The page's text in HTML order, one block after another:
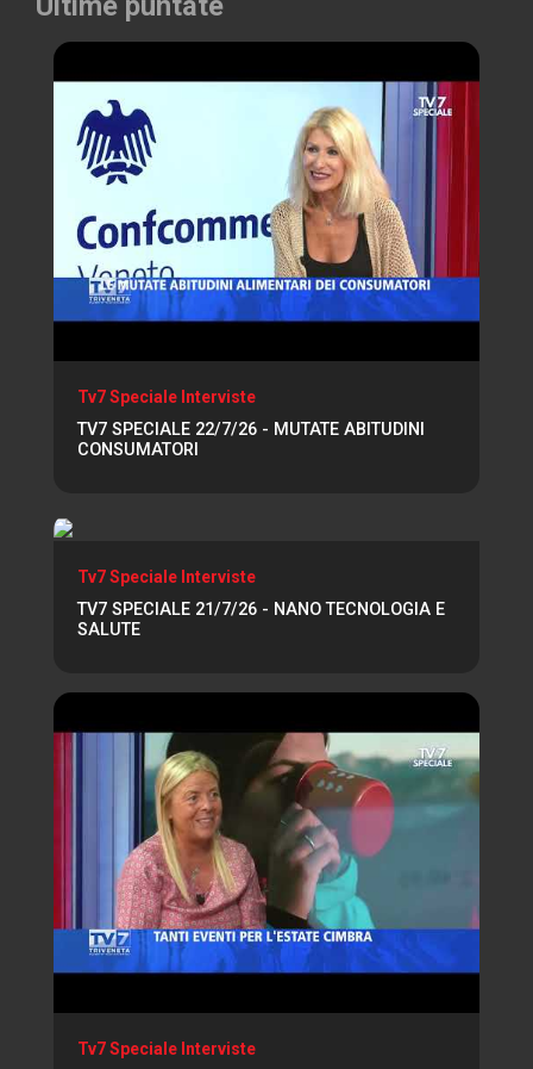
Tv7 Speciale Interviste
TV7 SPECIALE 22/7/26 - MUTATE ABITUDINI
CONSUMATORI
Tv7 Speciale Interviste
TV7 SPECIALE 21/7/26 - NANO TECNOLOGIA E
SALUTE
Tv7 Speciale Interviste